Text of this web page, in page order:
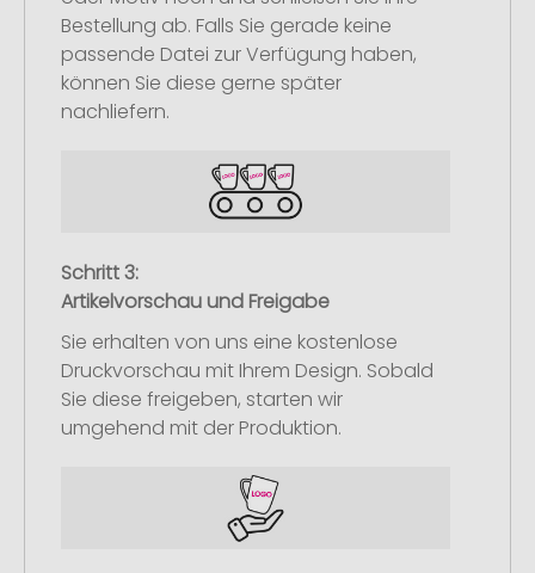
Bestellung ab. Falls Sie gerade keine
passende Datei zur Verfügung haben,
können Sie diese gerne später
nachliefern.
Schritt 3:
Artikelvorschau und Freigabe
Sie erhalten von uns eine kostenlose
Druckvorschau mit Ihrem Design. Sobald
Sie diese freigeben, starten wir
umgehend mit der Produktion.